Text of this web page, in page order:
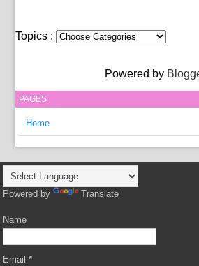
Topics :
Powered by
PAGES
Home
Powered by Translate
Name
Email*